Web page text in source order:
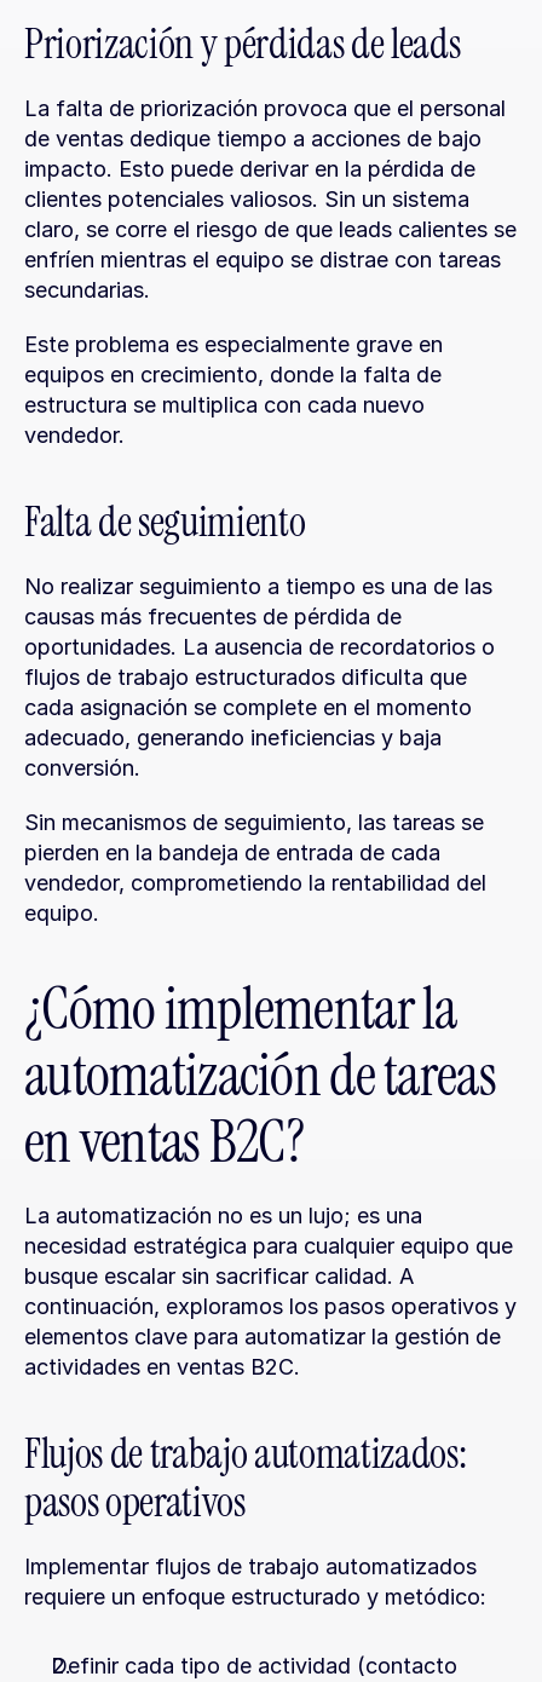
Priorización y pérdidas de leads
La falta de priorización provoca que el personal
de ventas dedique tiempo a acciones de bajo
impacto. Esto puede derivar en la pérdida de
clientes potenciales valiosos. Sin un sistema
claro, se corre el riesgo de que leads calientes se
enfríen mientras el equipo se distrae con tareas
secundarias.
Este problema es especialmente grave en
equipos en crecimiento, donde la falta de
estructura se multiplica con cada nuevo
vendedor.
Falta de seguimiento
No realizar seguimiento a tiempo es una de las
causas más frecuentes de pérdida de
oportunidades. La ausencia de recordatorios o
flujos de trabajo estructurados dificulta que
cada asignación se complete en el momento
adecuado, generando ineficiencias y baja
conversión.
Sin mecanismos de seguimiento, las tareas se
pierden en la bandeja de entrada de cada
vendedor, comprometiendo la rentabilidad del
equipo.
¿Cómo implementar la
automatización de tareas
en ventas B2C?
La automatización no es un lujo; es una
necesidad estratégica para cualquier equipo que
busque escalar sin sacrificar calidad. A
continuación, exploramos los pasos operativos y
elementos clave para automatizar la gestión de
actividades en ventas B2C.
Flujos de trabajo automatizados:
pasos operativos
Implementar flujos de trabajo automatizados
requiere un enfoque estructurado y metódico:
Definir cada tipo de actividad (contacto